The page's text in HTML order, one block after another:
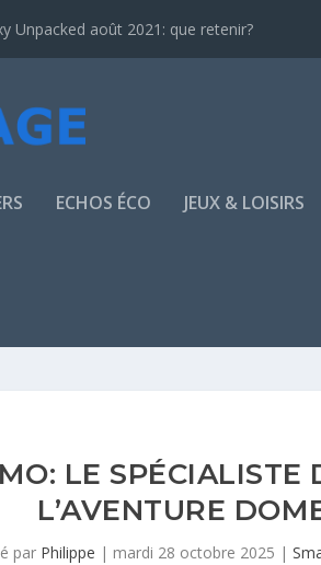
Unpacked août 2021: que retenir?
ECHOS ÉCO JEUX & LOISIRS
LE SPÉCIALISTE
L’AVENTURE
par Philippe | mardi 28 octobre 2025 |